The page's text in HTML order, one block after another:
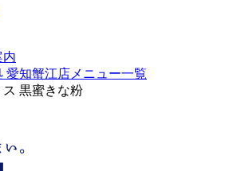
内
愛知蟹江店メニュー一覧
黒蜜きな粉